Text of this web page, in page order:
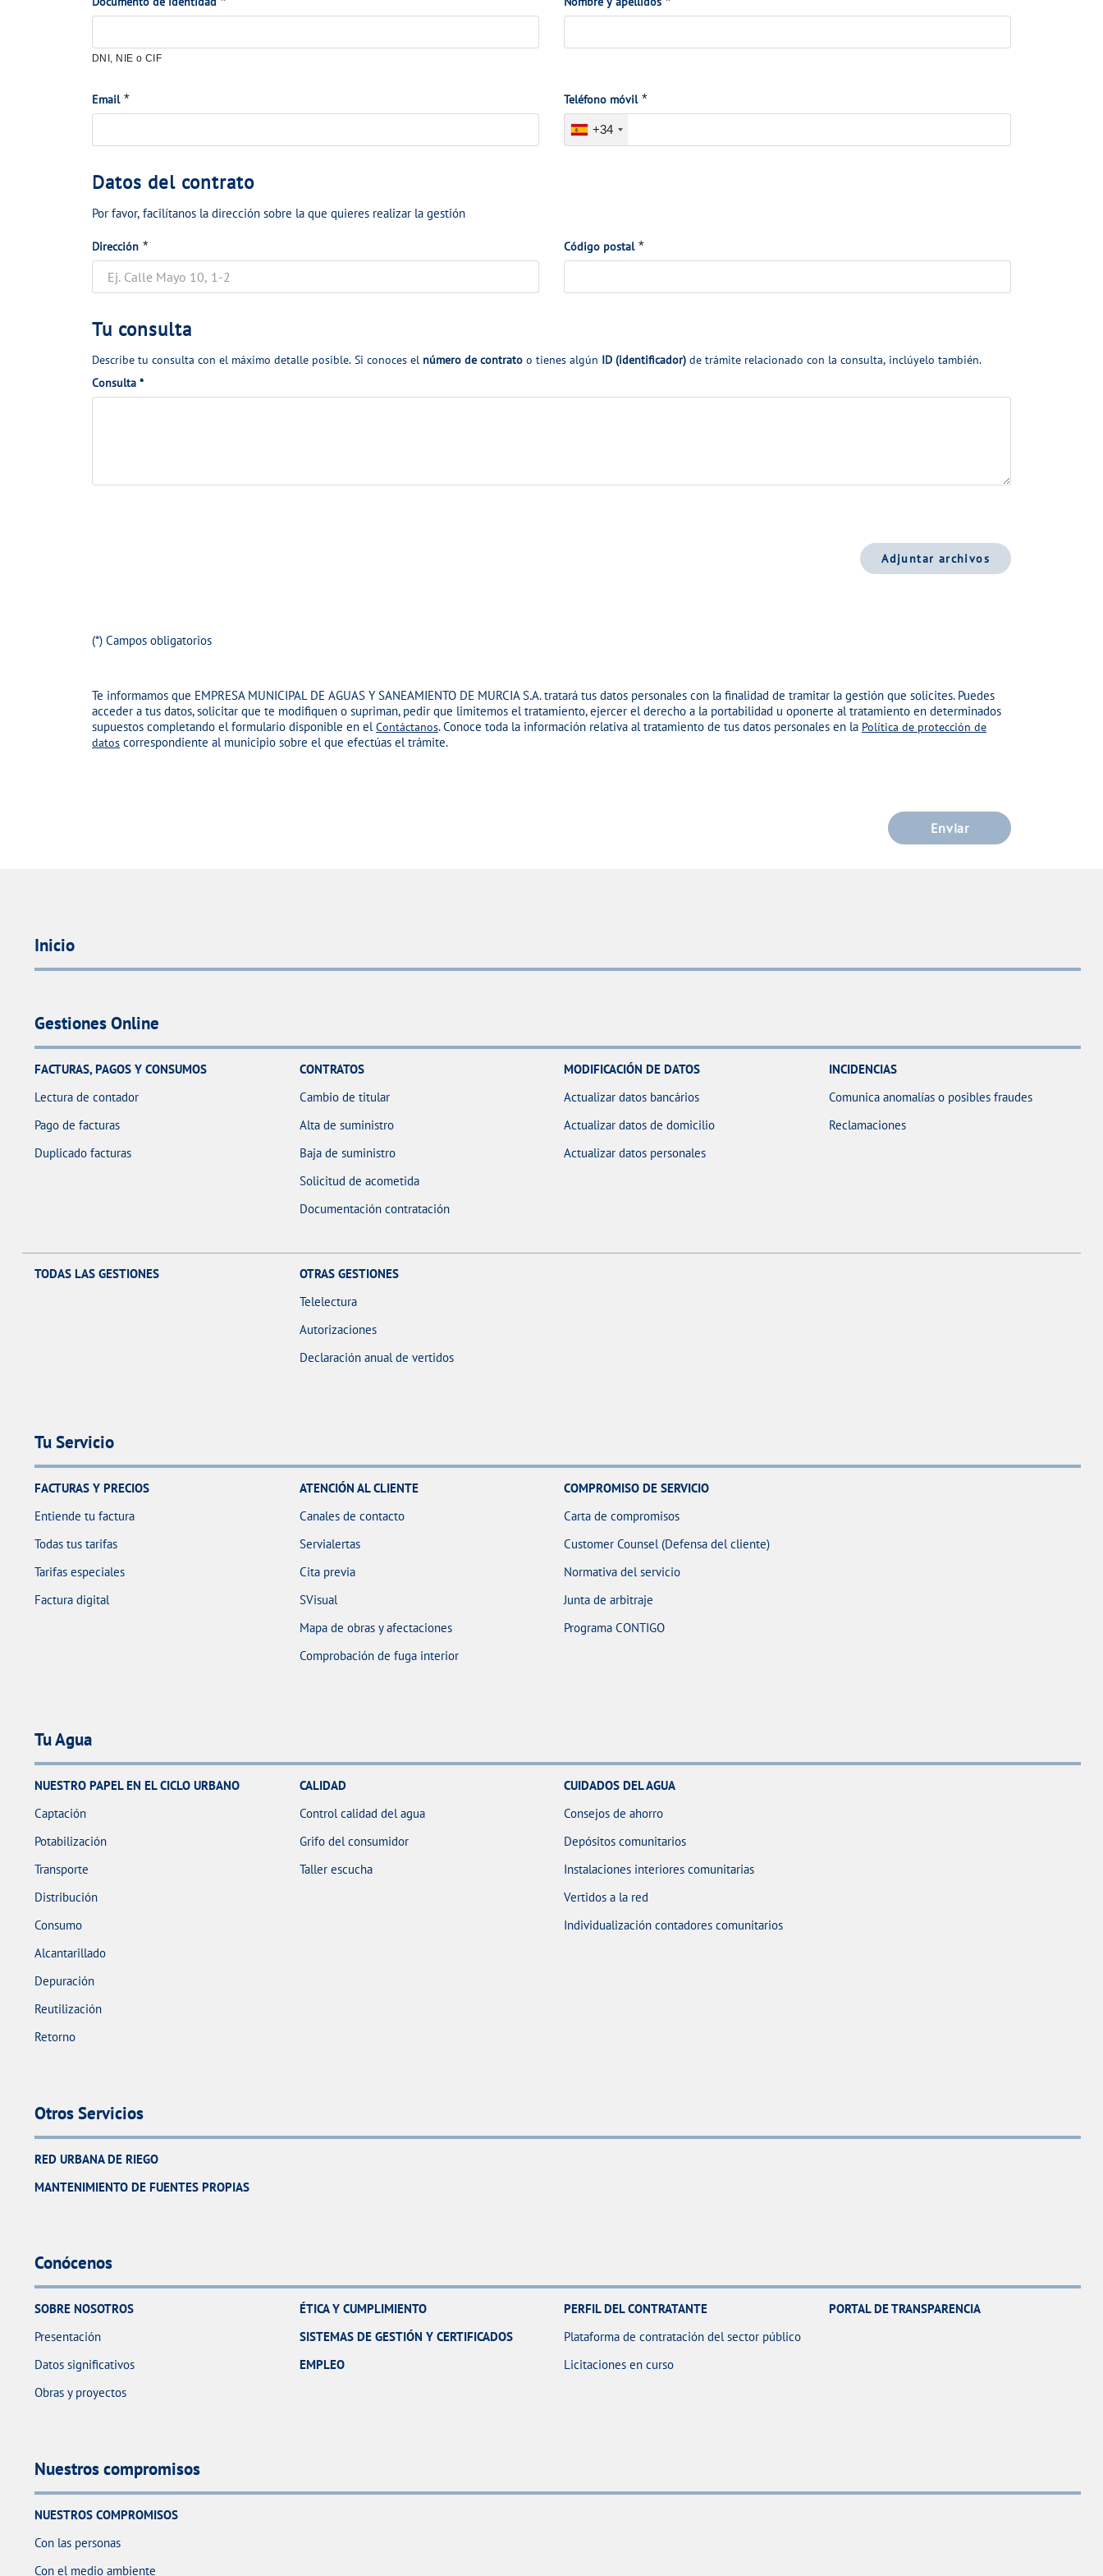
i
o
a
e
l
o
t
v
d
e
o
n
t
o
p
r
s
o
a
l
e
s
DNI, NIE o CIF
*Email * *Teléfono móvil *
+34
D
a
o
d
e
c
o
a
Datos del contrato
Por favor, facilítanos la dirección sobre la que quieres realizar la gestión
*Dirección * *Código postal *
T
u
c
o
l
Tu consulta
Describe tu consulta con el máximo detalle posible. Si conoces el número de contrato o tienes algún ID (identificador) de trámite relacionado con la consulta, inclúyelo también.
Consulta *
t
a
r
c
Adjuntar archivos
(*) Campos obligatorios
Te informamos que EMPRESA MUNICIPAL DE AGUAS Y SANEAMIENTO DE MURCIA S.A.tratará tus datos personales con la finalidad de tramitar la gestión que solicites. Puedes
acceder a tus datos, solicitar que te modifiquen o supriman, pedir que limitemos el tratamiento, ejercer el derecho a la portabilidad u oponerte al tratamiento en determinados
supuestos completando el formulario disponible en elContáctanos. Conoce toda la información relativa al tratamiento de tus datos personales en la Política de protección de
datos correspondiente al municipio sobre el que efectúas el trámite.
Enviar
Inicio
Gestiones Online
FACTURAS, PAGOS Y CONSUMOS
Lectura de contador
Pago de facturas
Duplicado facturas
CONTRATOS
Cambio de titular
Alta de suministro
Baja de suministro
Solicitud de acometida
Documentación contratación
MODIFICACIÓN DE DATOS
Actualizar datos bancários
Actualizar datos de domicilio
Actualizar datos personales
INCIDENCIAS
Comunica anomalías o posibles fraudes
Reclamaciones
TODAS LAS GESTIONES
OTRAS GESTIONES
Telelectura
Autorizaciones
Declaración anual de vertidos
Tu Servicio
FACTURAS Y PRECIOS
Entiende tu factura
Todas tus tarifas
Tarifas especiales
Factura digital
ATENCIÓN AL CLIENTE
Canales de contacto
Servialertas
Cita previa
SVisual
Mapa de obras y afectaciones
Comprobación de fuga interior
COMPROMISO DE SERVICIO
Carta de compromisos
Customer Counsel (Defensa del cliente)
Normativa del servicio
Junta de arbitraje
Programa CONTIGO
Tu Agua
NUESTRO PAPEL EN EL CICLO URBANO
Captación
Potabilización
Transporte
Distribución
Consumo
Alcantarillado
Depuración
Reutilización
Retorno
CALIDAD
Control calidad del agua
Grifo del consumidor
Taller escucha
CUIDADOS DEL AGUA
Consejos de ahorro
Depósitos comunitarios
Instalaciones interiores comunitarias
Vertidos a la red
Individualización contadores comunitarios
Otros Servicios
RED URBANA DE RIEGO
MANTENIMIENTO DE FUENTES PROPIAS
Conócenos
SOBRE NOSOTROS
Presentación
Datos significativos
Obras y proyectos
ÉTICA Y CUMPLIMIENTO
SISTEMAS DE GESTIÓN Y CERTIFICADOS
EMPLEO
PERFIL DEL CONTRATANTE
Plataforma de contratación del sector público
Licitaciones en curso
PORTAL DE TRANSPARENCIA
Nuestros compromisos
NUESTROS COMPROMISOS
Con las personas
Con el medio ambiente